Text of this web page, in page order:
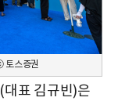
토스증권
표 김규빈)은